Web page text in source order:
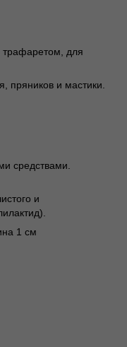
трафаретом, для
пряников и мастики.
средствами.
и
1 см